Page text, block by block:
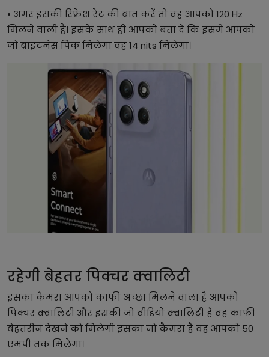
• अगर इसकी रिफ्रेश रेट की बात करें तो वह आपको 120 Hz
मिलने वाली है। इसके साथ ही आपको बता दे कि इसमें आपको
जो ब्राइटनेस पिक मिलेगा वह 14 nits मिलेगा।
रहेगी बेहतर पिक्चर क्वालिटी
इसका कैमरा आपको काफी अच्छा मिलने वाला है आपको
पिक्चर क्वालिटी और इसकी जो वीडियो क्वालिटी है वह काफी
बेहतरीन देखने को मिलेगी इसका जो कैमरा है वह आपको 50
एमपी तक मिलेगा।